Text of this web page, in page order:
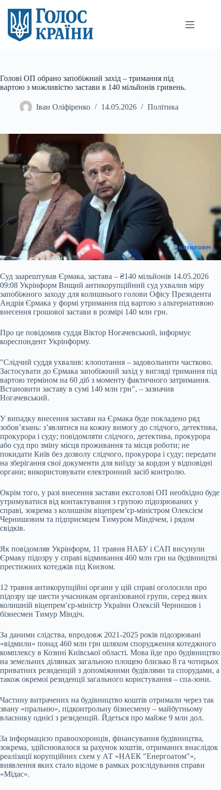
вмісту
Голові ОП обрано запобіжний захід – тримання під
вартою з можливістю застави в 140 мільйонів гривень.
Іван Оліфіренко 14.05.2026 Політика
Суд заарештував Єрмака, застава – ₴140 мільйонів 14.05.2026
09:08 Укрінформ ‎Вищий антикорупційний суд ухвалив міру
запобіжного заходу для колишнього голови Офісу Президента
Андрія Єрмака у формі утримання під вартою з альтернативою
внесення грошової застави в розмірі 140 млн грн.
‎Про це повідомив суддя Віктор Ногачевський, інформує
кореспондент Укрінформу.
"Слідчий суддя ухвалив: клопотання – задовольнити частково.
Застосувати до Єрмака запобіжний захід у вигляді тримання під
вартою терміном на 60 діб з моменту фактичного затримання.
Встановити заставу в сумі 140 млн грн", – зазначив
Ногачевський.
‎У випадку внесення застави на Єрмака буде покладено ряд
зобов’язань: з’являтися на кожну вимогу до слідчого, детектива,
прокурора і суду; повідомляти слідчого, детектива, прокурора
або суд про зміну місця проживання та місця роботи; не
покидати Київ без дозволу слідчого, прокурора і суду; передати
на зберігання свої документи для виїзду за кордон у відповідні
органи; використовувати електронний засіб контролю.
Окрім того, у разі внесення застави ексголові ОП необхідно буде
утримуватися від контактування з групою підозрюваних у
справі, зокрема з колишнім віцепрем’єр-міністром Олексієм
Чернишовим та підприємцем Тимуром Міндічем, і рядом
свідків.
Як повідомляв Укрінформ, ‎11 травня НАБУ і САП висунули
Єрмаку підозру у справі відмивання 460 млн грн на будівництві
престижних котеджів під Києвом.
12 травня антикорупційні органи у цій справі оголосили про
підозру ще шести учасникам організованої групи, серед яких
колишній віцепрем’єр-міністр України Олексій Чернишов і
бізнесмен Тимур Міндіч.
За даними слідства, впродовж 2021-2025 років підозрювані
«відмили» понад 460 млн грн шляхом спорудження котеджного
комплексу в Козині Київської області. Мова йде про будівництво
на земельних ділянках загальною площею близько 8 га чотирьох
приватних резиденцій з допоміжними будівлями та спорудами, а
також окремої резиденції загального користування – спа-зони.
Частину витрачених на будівництво коштів отримали через так
звану «пральню», підконтрольну бізнесмену – майбутньому
власнику однієї з резиденцій. Йдеться про майже 9 млн дол.
За інформацією правоохоронців, фінансування будівництва,
зокрема, здійснювалося за рахунок коштів, отриманих внаслідок
реалізації корупційних схем у АТ «НАЕК "Енергоатом"»,
виявлення яких стало відоме в рамках розслідування справи
«Мідас».